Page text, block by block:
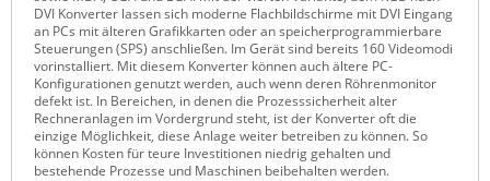
Panorama Antennas
PatchSee
Power Kingdom
Poynting
Raritan
DVI Konverter lassen sich moderne Flachbildschirme mit DVI Eingang
an PCs mit älteren Grafikkarten oder an speicherprogrammierbare
Steuerungen (SPS) anschließen. Im Gerät sind bereits 160 Videomodi
vorinstalliert. Mit diesem Konverter können auch ältere PC-
Konfigurationen genutzt werden, auch wenn deren Röhrenmonitor
defekt ist. In Bereichen, in denen die Prozesssicherheit alter
Rechneranlagen im Vordergrund steht, ist der Konverter oft die
einzige Möglichkeit, diese Anlage weiter betreiben zu können. So
können Kosten für teure Investitionen niedrig gehalten und
bestehende Prozesse und Maschinen beibehalten werden.